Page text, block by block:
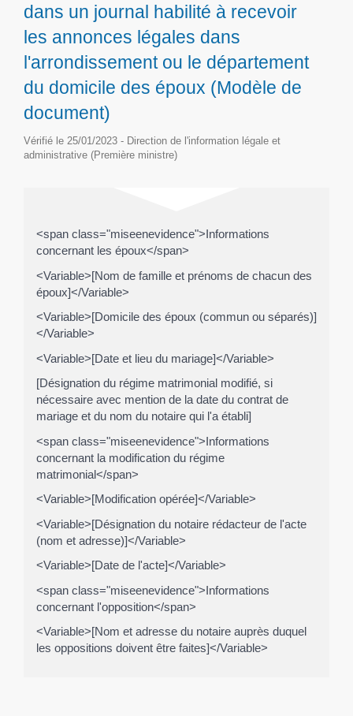
dans un journal habilité à recevoir
les annonces légales dans
l'arrondissement ou le département
du domicile des époux (Modèle de
document)
Vérifié le 25/01/2023 - Direction de l'information légale et
administrative (Première ministre)
<span class="miseenevidence">Informations
concernant les époux</span>
<Variable>[Nom de famille et prénoms de chacun des
époux]</Variable>
<Variable>[Domicile des époux (commun ou séparés)]
</Variable>
<Variable>[Date et lieu du mariage]</Variable>
[Désignation du régime matrimonial modifié, si
nécessaire avec mention de la date du contrat de
mariage et du nom du notaire qui l'a établi]
<span class="miseenevidence">Informations
concernant la modification du régime
matrimonial</span>
<Variable>[Modification opérée]</Variable>
<Variable>[Désignation du notaire rédacteur de l'acte
(nom et adresse)]</Variable>
<Variable>[Date de l'acte]</Variable>
<span class="miseenevidence">Informations
concernant l'opposition</span>
<Variable>[Nom et adresse du notaire auprès duquel
les oppositions doivent être faites]</Variable>